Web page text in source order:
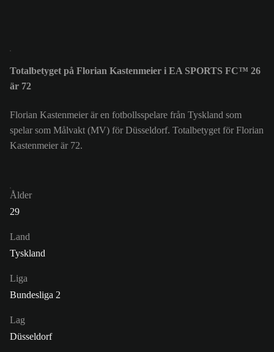
Totalbetyget på Florian Kastenmeier i EA SPORTS FC™ 26
är 72
Florian Kastenmeier är en fotbollsspelare från Tyskland som
spelar som Målvakt (MV) för Düsseldorf. Totalbetyget för Florian
Kastenmeier är 72.
Ålder
29
Land
Tyskland
Liga
Bundesliga 2
Lag
Düsseldorf